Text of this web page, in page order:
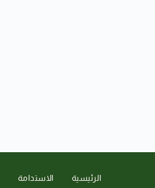
الرئيسية الاستدامة